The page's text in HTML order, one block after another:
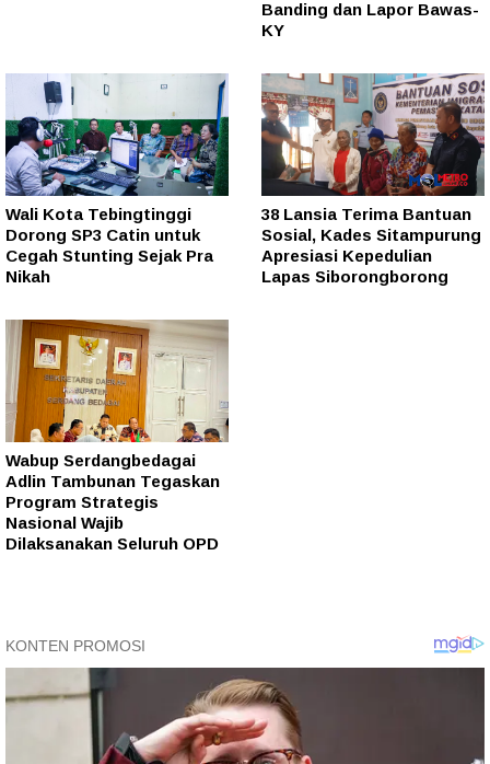
Banding dan Lapor Bawas-
KY
Wali Kota Tebingtinggi
Dorong SP3 Catin untuk
Cegah Stunting Sejak Pra
Nikah
38 Lansia Terima Bantuan
Sosial, Kades Sitampurung
Apresiasi Kepedulian
Lapas Siborongborong
Wabup Serdangbedagai
Adlin Tambunan Tegaskan
Program Strategis
Nasional Wajib
Dilaksanakan Seluruh OPD